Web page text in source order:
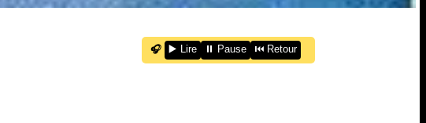
🎧 ▶️ Lire ⏸️ Pause ⏮️ Retour